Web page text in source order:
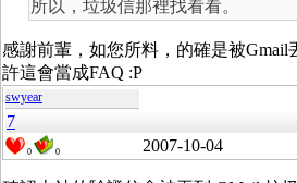
所以，垃圾信那裡找看看。
感謝前輩，如您所料，的確是被Gmail
許這會當成FAQ :P
swyear
7
0 0 2007-10-04